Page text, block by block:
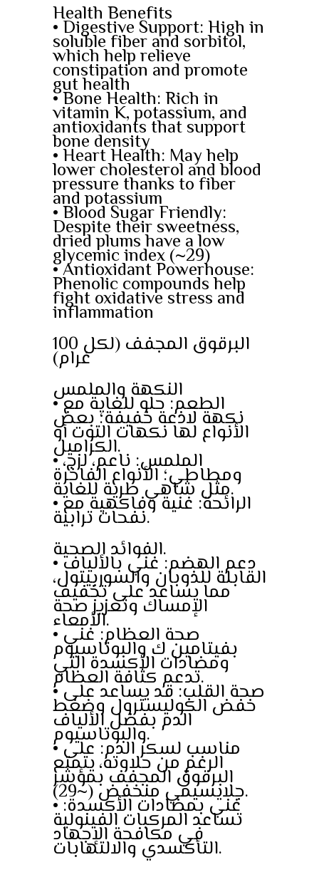
Health Benefits
• Digestive Support: High in
soluble fiber and sorbitol,
which help relieve
constipation and promote
gut health
• Bone Health: Rich in
vitamin K, potassium, and
antioxidants that support
bone density
• Heart Health: May help
lower cholesterol and blood
pressure thanks to fiber
and potassium
• Blood Sugar Friendly:
Despite their sweetness,
dried plums have a low
glycemic index (~29)
• Antioxidant Powerhouse:
Phenolic compounds help
fight oxidative stress and
inflammation
البرقوق المجفف (لكل 100
غرام)
النكهة والملمس
• الطعم: حلو للغاية مع
نكهة لاذعة خفيفة؛ بعض
الأنواع لها نكهات التوت أو
الكراميل.
• الملمس: ناعم، لزج،
ومطاطي؛ الأنواع الفاخرة
مثل شاهي طرية للغاية.
• الرائحة: غنية وفاكهية مع
نفحات ترابية.
الفوائد الصحية.
• دعم الهضم: غني بالألياف
القابلة للذوبان والسوربيتول،
مما يساعد على تخفيف
الإمساك وتعزيز صحة
الأمعاء.
• صحة العظام: غني
بفيتامين ك والبوتاسيوم
ومضادات الأكسدة التي
تدعم كثافة العظام.
• صحة القلب: قد يساعد على
خفض الكوليسترول وضغط
الدم بفضل الألياف
والبوتاسيوم.
• مناسب لسكر الدم: على
الرغم من حلاوته، يتمتع
البرقوق المجفف بمؤشر
جلايسيمي منخفض (~29).
• غني بمضادات الأكسدة:
تساعد المركبات الفينولية
في مكافحة الإجهاد
التأكسدي والالتهابات.